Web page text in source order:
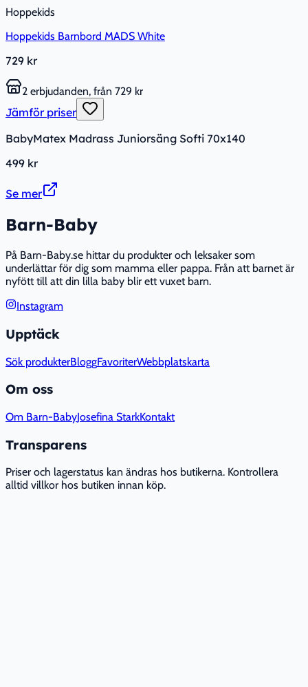
Hoppekids
Hoppekids Barnbord MADS White
729 kr
2 erbjudanden, från 729 kr
Jämför priser
BabyMatex Madrass Juniorsäng Softi 70x140
499 kr
Se mer
Barn-Baby
På Barn-Baby.se hittar du produkter och leksaker som
underlättar för dig som mamma eller pappa. Från att barnet är
nyfött till att din lilla baby blir ett vuxet barn.
Instagram
Upptäck
Sök produkterBloggFavoriterWebbplatskarta
Om oss
Om Barn-BabyJosefina StarkKontakt
Transparens
Priser och lagerstatus kan ändras hos butikerna. Kontrollera
alltid villkor hos butiken innan köp.